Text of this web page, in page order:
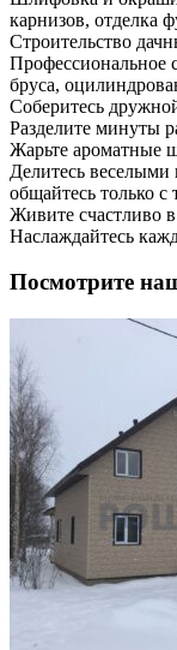
карнизов, отделка
Строительство
Профессиональное
бруса,
Соберитесь
Разделите минуты
Жарьте ароматные
Делитесь
общайтесь только
Живите счастливо
Наслаждайтесь
Посмотрите